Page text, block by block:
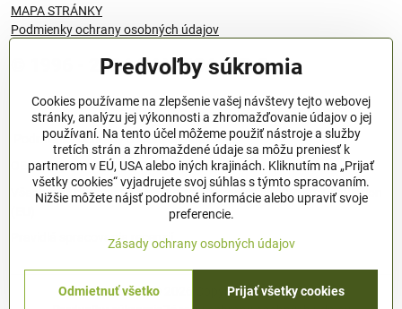
MAPA STRÁNKY
Podmienky ochrany osobných údajov
© 1996 - 2024 QANTICA S.R.O
Podmienky ochrany osobných údajov
OBCHODNÉ PODMIENKY
Všeobecné nariadenie o bezpečnosti produktov (GPSR), Regulation
Pravidlá spracovania recenzií
©
Copyright
Predvoľby súkromia
Cookies používame na zlepšenie vašej návštevy tejto webovej
stránky, analýzu jej výkonnosti a zhromažďovanie údajov o jej
používaní. Na tento účel môžeme použiť nástroje a služby
tretích strán a zhromaždené údaje sa môžu preniesť k
partnerom v EÚ, USA alebo iných krajinách. Kliknutím na „Prijať
všetky cookies“ vyjadrujete svoj súhlas s týmto spracovaním.
Nižšie môžete nájsť podrobné informácie alebo upraviť svoje
preferencie.
Zásady ochrany osobných údajov
Prijať všetky cookies
Odmietnuť všetko